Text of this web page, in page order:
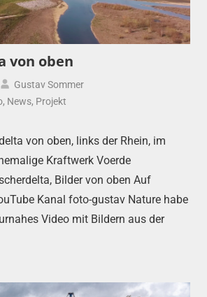
von oben
Gustav Sommer
, News, Projekt
von oben, links der Rhein, im
Kraftwerk Voerde
Bilder von oben Auf
Kanal foto-gustav Nature habe
Video mit Bildern aus der